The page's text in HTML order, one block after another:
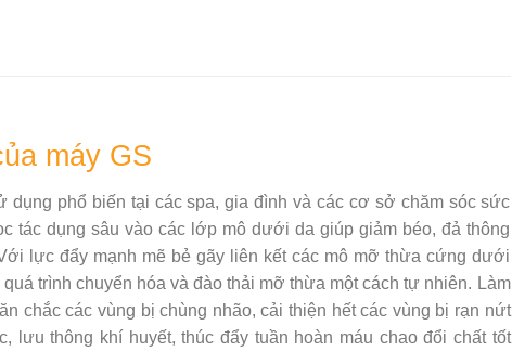
máy GS
dụng phổ biến tại các spa, gia đình và các cơ sở chăm sóc sức
tác dụng sâu vào các lớp mô dưới da giúp giảm béo, đả thông
lực đẩy mạnh mẽ bẻ gãy liên kết các mô mỡ thừa cứng dưới
trình chuyển hóa và đào thải mỡ thừa một cách tự nhiên. Làm
chắc các vùng bị chùng nhão, cải thiện hết các vùng bị rạn nứt
lưu thông khí huyết, thúc đẩy tuần hoàn máu chao đổi chất tốt